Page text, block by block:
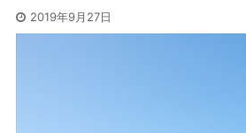
2019年9月27日